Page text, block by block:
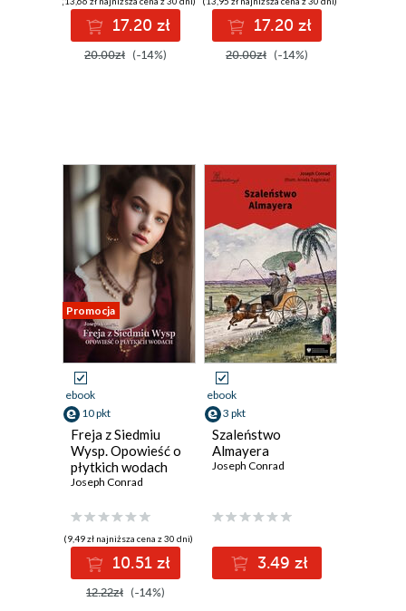
17.20 zł
20.00zł (-14%)
17.20 zł
20.00zł (-14%)
Promocja
ebook
10 pkt
Freja z Siedmiu
Wysp. Opowieść o
płytkich wodach
Joseph Conrad
(9,49 zł najniższa cena z 30 dni)
10.51 zł
12.22zł (-14%)
ebook
3 pkt
Szaleństwo
Almayera
Joseph Conrad
3.49 zł